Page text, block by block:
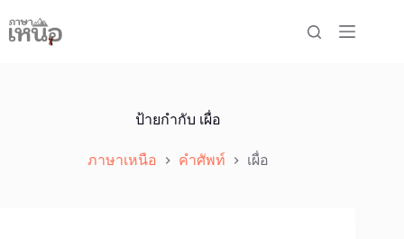
to
content
ป้ายกำกับ เผื่อ
ภาษาเหนือ คำศัพท์ เผื่อ